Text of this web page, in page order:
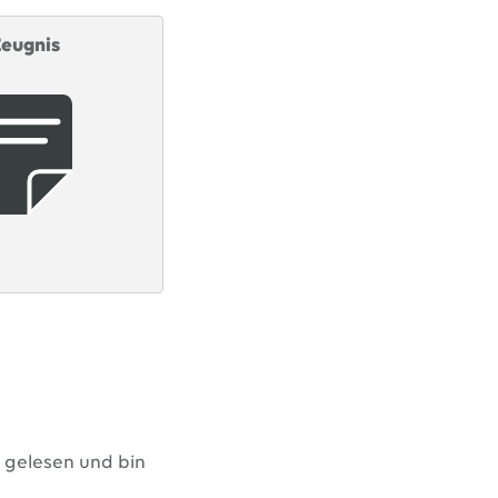
gelesen und bin